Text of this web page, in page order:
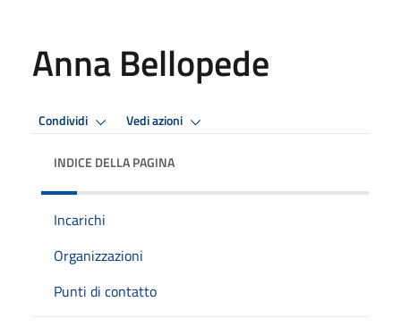
Anna Bellopede
Condividi Vedi azioni
INDICE DELLA PAGINA
Incarichi
Organizzazioni
Punti di contatto